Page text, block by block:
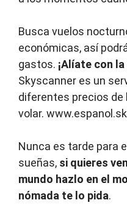
Busca vuelos
económicas, así
gastos. ¡Alíate con
Skyscanner es un
diferentes precios de
volar.
Nunca es tarde para
sueñas, si quieres
mundo hazlo en el
nómada te lo pida.